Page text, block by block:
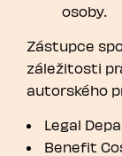
osoby.
Zástupce
záležitosti
autorského
Legal
Benefit